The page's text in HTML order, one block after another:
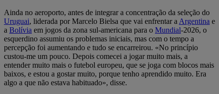
Ainda no aeroporto, antes de integrar a concentração da seleção do
Uruguai, liderada por Marcelo Bielsa que vai enfrentar a Argentina e
a Bolívia em jogos da zona sul-americana para o Mundial-2026, o
esquerdino assumiu os problemas iniciais, mas com o tempo a
percepção foi aumentando e tudo se encarreirou. «No princípio
custou-me um pouco. Depois comecei a jogar muito mais, a
entender muito mais o futebol europeu, que se joga com blocos mais
baixos, e estou a gostar muito, porque tenho aprendido muito. Era
algo a que não estava habituado», disse.